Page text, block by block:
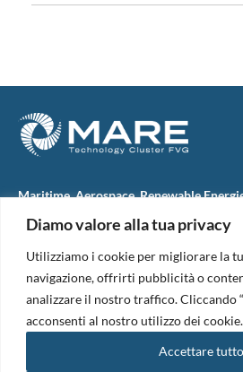
Diamo valore alla tua privacy
Utilizziamo i cookie per migliorare la
navigazione, offrirti pubblicità o
analizzare il nostro traffico. Cliccando
acconsenti al nostro utilizzo dei cookie.
Accettare tutto
Maritime, Aerospace, Renewable
M.A.R.E. TC FVG S.c.ar.l.
34074 Monfalcone (Italy)
tel. +39 0481 723440
Codice Fiscale e Partita Iva: 01138620313
PEC:marefvg@legalmail.it
Codice univoco per i pagamenti:
Copyright 2026. Design and development